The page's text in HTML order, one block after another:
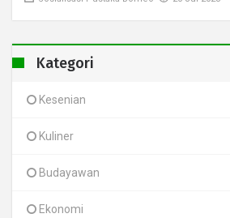
Kategori
Kesenian
Kuliner
Budayawan
Ekonomi